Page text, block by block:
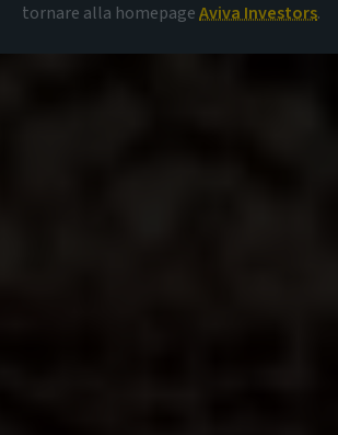
tornare alla homepageAviva Investors.